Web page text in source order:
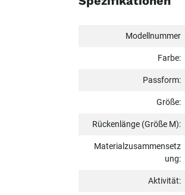
Modellnummer
Farbe:
Passform:
Größe:
Rückenlänge (Größe M):
Materialzusammensetz
ung:
Aktivität: